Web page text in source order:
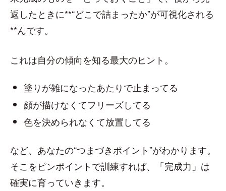
返したときに**“どこで詰まったか”が可視化される
**んです。
これは自分の傾向を知る最大のヒント。
塗りが雑になったあたりで止まってる
顔が描けなくてフリーズしてる
色を決められなくて放置してる
など、あなたの“つまづきポイント”がわかります。
そこをピンポイントで訓練すれば、「完成力」は
確実に育っていきます。